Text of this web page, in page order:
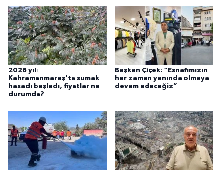
2026 yılı
Kahramanmaraş'ta sumak
hasadı başladı, fiyatlar ne
durumda?
Başkan Çiçek: “Esnafımızın
her zaman yanında olmaya
devam edeceğiz”